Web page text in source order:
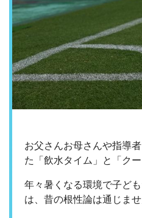
お父さんお母さんや指導
た「飲水タイム」と「ク
年々暑くなる環境で子ど
は、昔の根性論は通じませ